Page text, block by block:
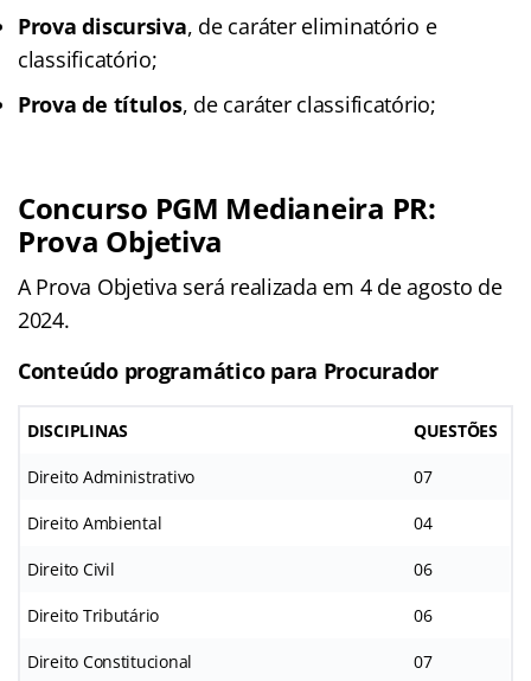
Prova discursiva, de caráter eliminatório e
classificatório;
Prova de títulos, de caráter classificatório;
Concurso PGM Medianeira PR:
Prova Objetiva
A Prova Objetiva será realizada em 4 de agosto de
2024.
Conteúdo programático para Procurador
DISCIPLINAS QUESTÕES
Direito Administrativo 07
Direito Ambiental 04
Direito Civil 06
Direito Tributário 06
Direito Constitucional 07